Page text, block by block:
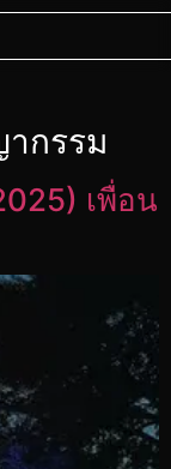
กรรม
เพื่อน